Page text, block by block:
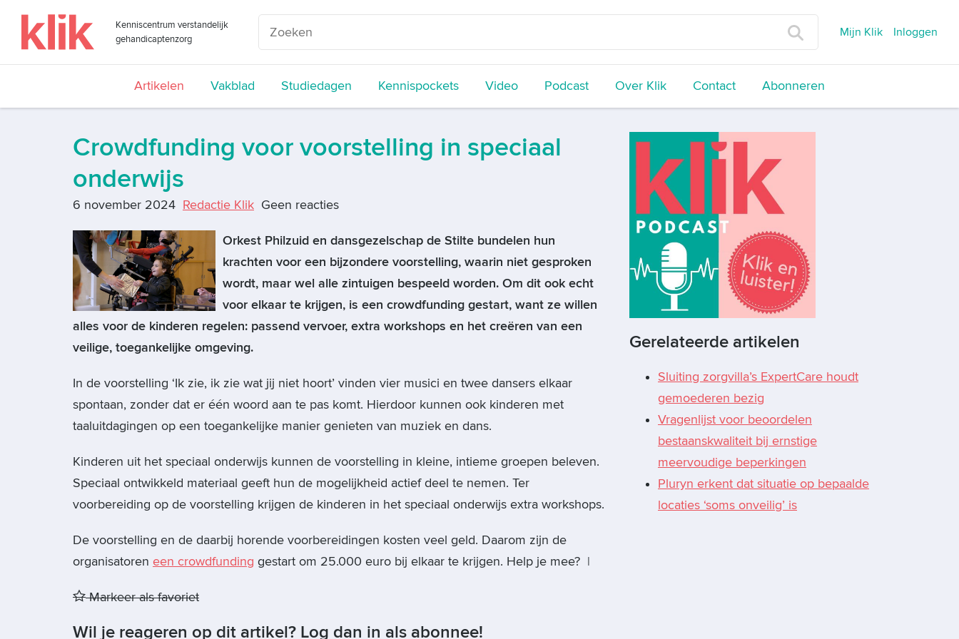
Kenniscentrum verstandelijk
gehandicaptenzorg
Mijn Klik Inloggen
Artikelen Vakblad Studiedagen Kennispockets Video Podcast Over Klik Contact Abonneren
Crowdfunding voor voorstelling in speciaal
onderwijs
6 november 2024 Redactie Klik Geen reacties
Orkest Philzuid en dansgezelschap de Stilte bundelen hun
krachten voor een bijzondere voorstelling, waarin niet gesproken
wordt, maar wel alle zintuigen bespeeld worden. Om dit ook echt
voor elkaar te krijgen, is een crowdfunding gestart, want ze willen
alles voor de kinderen regelen: passend vervoer, extra workshops en het creëren van een
veilige, toegankelijke omgeving.
In de voorstelling ‘Ik zie, ik zie wat jij niet hoort’ vinden vier musici en twee dansers elkaar
spontaan, zonder dat er één woord aan te pas komt. Hierdoor kunnen ook kinderen met
taaluitdagingen op een toegankelijke manier genieten van muziek en dans.
Kinderen uit het speciaal onderwijs kunnen de voorstelling in kleine, intieme groepen beleven.
Speciaal ontwikkeld materiaal geeft hun de mogelijkheid actief deel te nemen. Ter
voorbereiding op de voorstelling krijgen de kinderen in het speciaal onderwijs extra workshops.
De voorstelling en de daarbij horende voorbereidingen kosten veel geld. Daarom zijn de
organisatoren een crowdfunding gestart om 25.000 euro bij elkaar te krijgen. Help je mee? |
Markeer als favoriet
Wil je reageren op dit artikel? Log dan in als abonnee!
Gerelateerde artikelen
Sluiting zorgvilla’s ExpertCare houdt
gemoederen bezig
Vragenlijst voor beoordelen
bestaanskwaliteit bij ernstige
meervoudige beperkingen
Pluryn erkent dat situatie op bepaalde
locaties ‘soms onveilig’ is